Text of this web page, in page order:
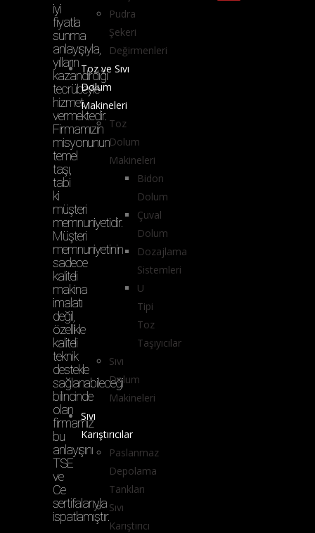
iyi
fiyatla
sunma
anlayışıyla,
yılların
kazandırdığı
tecrübeyle
hizmet
vermektedir.
Firmamızın
misyonunun
temel
taşı,
tabi
ki
müşteri
memnuniyetidir.
Müşteri
memnuniyetinin
sadece
kaliteli
makina
imalatı
değil,
özellikle
kaliteli
teknik
destekle
sağlanabileceği
bilincinde
olan
firmamız
bu
anlayışını
TSE
ve
Ce
sertifalarıyla
ispatlamıştır.
Pudra
Şekeri
Değirmenleri
Toz ve Sıvı
Dolum
Makineleri
Toz
Dolum
Makineleri
Bidon
Dolum
Çuval
Dolum
Dozajlama
Sistemleri
U
Tipi
Toz
Taşıyıcılar
Sıvı
Dolum
Makineleri
Sıvı
Karıştırıcılar
Paslanmaz
Depolama
Tankları
Sıvı
Karıştırıcı